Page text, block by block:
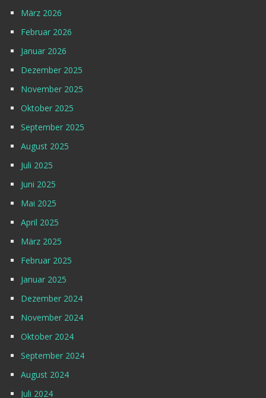
März 2026
Februar 2026
Januar 2026
Dezember 2025
November 2025
Oktober 2025
September 2025
August 2025
Juli 2025
Juni 2025
Mai 2025
April 2025
März 2025
Februar 2025
Januar 2025
Dezember 2024
November 2024
Oktober 2024
September 2024
August 2024
Juli 2024